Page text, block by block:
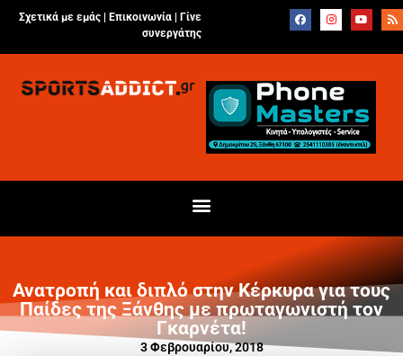
Σχετικά με εμάς | Επικοινωνία
Γίνε
συνεργάτης
Ανατροπή και διπλό στην Κέρκυρα για τους
Παίδες της Ξάνθης με πρωταγωνιστή τον
Γκαρνέτα!
3 Φεβρουαρίου, 2018